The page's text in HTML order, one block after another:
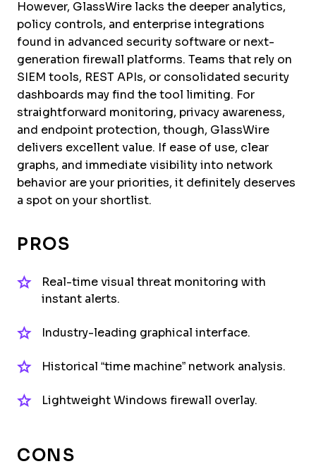
However, GlassWire lacks the deeper analytics,
policy controls, and enterprise integrations
found in advanced security software or next-
generation firewall platforms. Teams that rely on
SIEM tools, REST APIs, or consolidated security
dashboards may find the tool limiting. For
straightforward monitoring, privacy awareness,
and endpoint protection, though, GlassWire
delivers excellent value. If ease of use, clear
graphs, and immediate visibility into network
behavior are your priorities, it definitely deserves
a spot on your shortlist.
PROS
Real-time visual threat monitoring with
instant alerts.
Industry-leading graphical interface.
Historical “time machine” network analysis.
Lightweight Windows firewall overlay.
CONS